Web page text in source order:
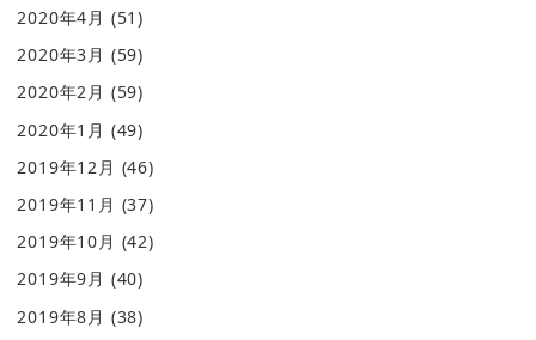
2020年4月 (51)
2020年3月 (59)
2020年2月 (59)
2020年1月 (49)
2019年12月 (46)
2019年11月 (37)
2019年10月 (42)
2019年9月 (40)
2019年8月 (38)